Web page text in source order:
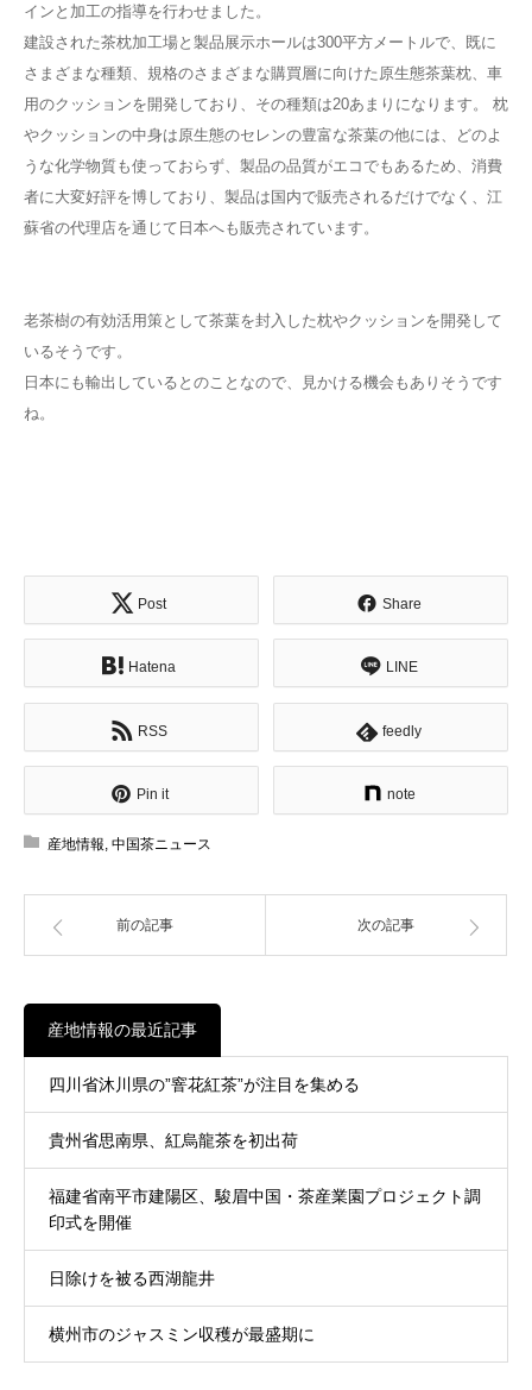
インと加工の指導を行わせました。
建設された茶枕加工場と製品展示ホールは300平方メートルで、既に
さまざまな種類、規格のさまざまな購買層に向けた原生態茶葉枕、車
用のクッションを開発しており、その種類は20あまりになります。 枕
やクッションの中身は原生態のセレンの豊富な茶葉の他には、どのよ
うな化学物質も使っておらず、製品の品質がエコでもあるため、消費
者に大変好評を博しており、製品は国内で販売されるだけでなく、江
蘇省の代理店を通じて日本へも販売されています。
老茶樹の有効活用策として茶葉を封入した枕やクッションを開発して
いるそうです。
日本にも輸出しているとのことなので、見かける機会もありそうです
ね。
Post Share
Hatena LINE
RSS feedly
Pin it note
産地情報, 中国茶ニュース
前の記事 次の記事
産地情報の最近記事
四川省沐川県の”窨花紅茶”が注目を集める
貴州省思南県、紅烏龍茶を初出荷
福建省南平市建陽区、駿眉中国・茶産業園プロジェクト調
印式を開催
日除けを被る西湖龍井
横州市のジャスミン収穫が最盛期に